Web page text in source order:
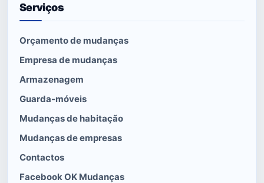
Serviços
Orçamento de mudanças
Empresa de mudanças
Armazenagem
Guarda-móveis
Mudanças de habitação
Mudanças de empresas
Contactos
Facebook OK Mudanças